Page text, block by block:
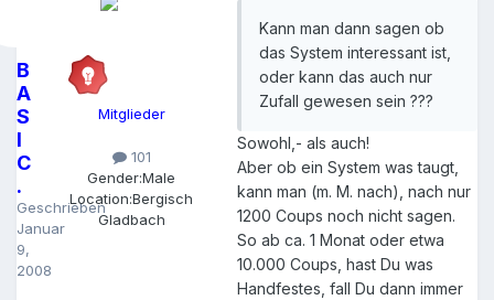
B
A
S
I
C
.
Geschrieben
Januar
9,
2008
Mitglieder
101
Gender:Male
Location:Bergisch
Gladbach
Kann man dann sagen ob
das System interessant ist,
oder kann das auch nur
Zufall gewesen sein ???
Sowohl,- als auch!
Aber ob ein System was taugt,
kann man (m. M. nach), nach nur
1200 Coups noch nicht sagen.
So ab ca. 1 Monat oder etwa
10.000 Coups, hast Du was
Handfestes, fall Du dann immer